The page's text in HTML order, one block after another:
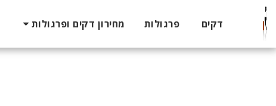
דקים פרגולות מחירון דקים ופרגולות